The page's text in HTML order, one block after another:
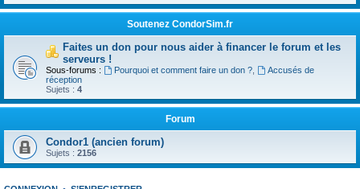
Soutenez CondorSim.fr
Faites un don pour nous aider à financer le forum et les
serveurs !
Sous-forums : Pourquoi et comment faire un don ?,
Accusés de
réception
Sujets : 4
Forum
Condor1 (ancien forum)
Sujets : 2156